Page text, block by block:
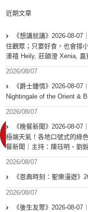
近期文章
《想講就講》2026-08-
住觀眾；只要好食，也會撐
溱禧 Heily, 莊韻澄 Xenia, 嘉
2026/08/07
《爵士鍾情》2026-08-
Nightingale of the Orient &
2026/08/07
《晚餐新聞》2026-08-
極端天氣！各地口號式的綠
餐新聞｜主持：陳珏明、劉
2026/08/07
《恩典時刻：聖樂漫遊》
2026/08/07
《後生友聚》2026-08-